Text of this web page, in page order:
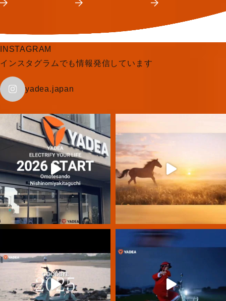
INSTAGRAM
インスタグラムでも情報発信しています
yadea.japan